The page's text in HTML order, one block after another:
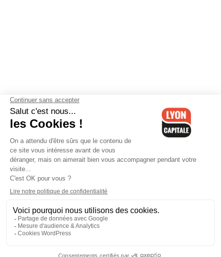
Contactez-nous-Mentions légales-CGV-Politique de
confidentialité-Gestion des cookies